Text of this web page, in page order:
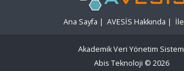
Ana Sayfa | AVESİS Hakkında |
Akademik Veri Yönetim
Abis Teknoloji © 2026